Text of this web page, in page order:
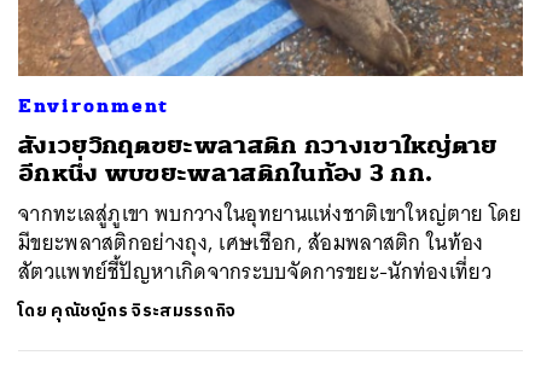
Environment
สังเวยวิกฤตขยะพลาสติก กวางเขาใหญ่ตาย
อีกหนึ่ง พบขยะพลาสติกในท้อง 3 กก.
จากทะเลสู่ภูเขา พบกวางในอุทยานแห่งชาติเขาใหญ่ตาย โดย
มีขยะพลาสติกอย่างถุง, เศษเชือก, ส้อมพลาสติก ในท้อง
สัตวแพทย์ชี้ปัญหาเกิดจากระบบจัดการขยะ-นักท่องเที่ยว
โดย คุณัชญ์กร จิระสมรรถกิจ